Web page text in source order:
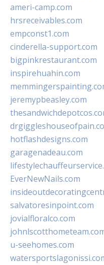
ameri-camp.com
hrsreceivables.com
empconst1.com
cinderella-support.com
bigpinkrestaurant.com
inspirehuahin.com
jeremypbeasley.com
hotflashdesigns.com
garagenadeau.com
EverNewNails.com
salvatoresinpoint.com
jovialfloralco.com
u-seehomes.com